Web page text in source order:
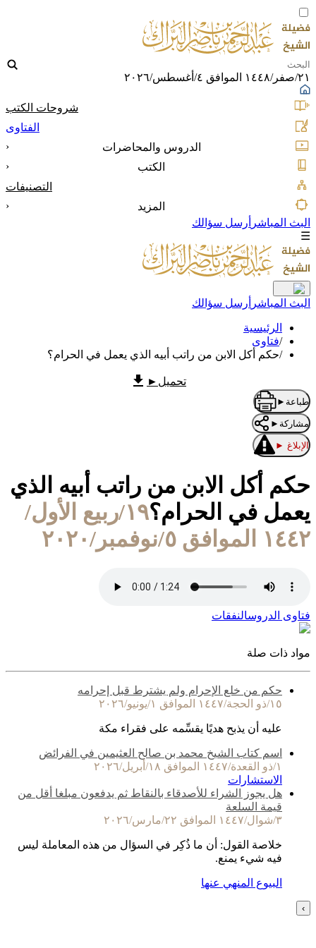
٢١/صفر/١٤٤٨ الموافق ٤/أغسطس/٢٠٢٦
شروحات الكتب
الفتاوى
الدروس والمحاضرات
‹
الكتب
‹
التصنيفات
المزيد
‹
البث المباشر أرسل سؤالك
☰
البث المباشر أرسل سؤالك
الرئيسية
/فتاوى
/حكم أكل الابن من راتب أبيه الذي يعمل في الحرام؟
تحميل ►
طباعة ►
مشاركة ►
الإبلاغ ►
حكم أكل الابن من راتب أبيه الذي
يعمل في الحرام؟
١٩/ربيع الأول/
١٤٤٢ الموافق ٥/نوفمبر/٢٠٢٠
فتاوى الدروسالنفقات
مواد ذات صلة
حكم من خلع الإحرام ولم يشترط قبل إحرامه
١٥/ذو الحجة/١٤٤٧ الموافق ١/يونيو/٢٠٢٦
عليه أن يذبح هديًا يقسِّمه على فقراء مكة
اسم كتاب الشيخ محمد بن صالح العثيمين في الفرائض
١/ذو القعدة/١٤٤٧ الموافق ١٨/أبريل/٢٠٢٦
الاستشارات
هل يجوز الشراء للأصدقاء بالنقاط ثم يدفعون مبلغا أقل من
قيمة السلعة
٣/شوال/١٤٤٧ الموافق ٢٢/مارس/٢٠٢٦
خلاصة القول: أن ما ذُكِر في السؤال من هذه المعاملة ليس
فيه شيء يمنع.
البيوع المنهي عنها
›